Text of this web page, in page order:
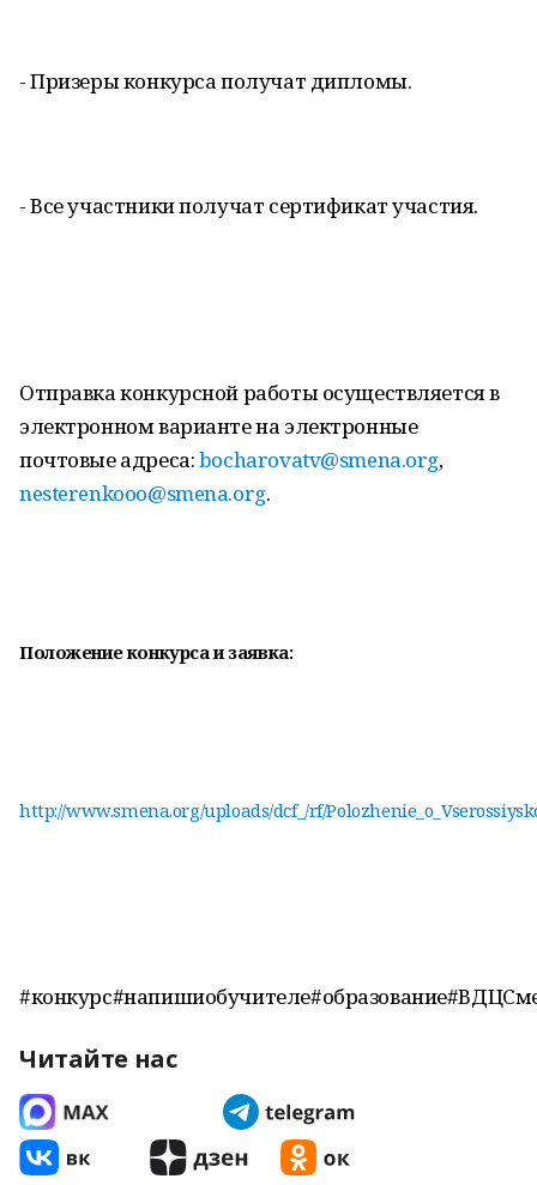
- Призеры конкурса получат дипломы.
- Все участники получат сертификат участия.
Отправка конкурсной работы осуществляется в
электронном варианте на электронные
почтовые адреса:bocharovatv@smena.org,
nesterenkooo@smena.org.
Положение конкурса и заявка:
http://www.smena.org/uploads/dcf_/rf/
Читайте нас